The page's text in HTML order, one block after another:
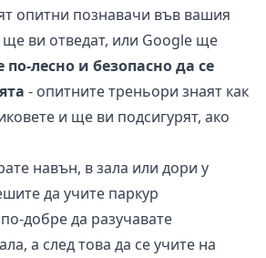
опитни познавачи във вашия
ще ви отведат, или Google ще
по-лесно и безопасно да се
- опитните треньори знаят как
и ще ви подсигурят, ако
навън, в зала или дори у
да учите паркур
добре да разучавате
а след това да се учите на